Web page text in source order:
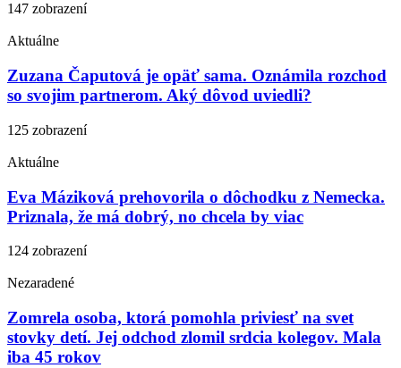
147 zobrazení
Aktuálne
Zuzana Čaputová je opäť sama. Oznámila rozchod
so svojim partnerom. Aký dôvod uviedli?
125 zobrazení
Aktuálne
Eva Máziková prehovorila o dôchodku z Nemecka.
Priznala, že má dobrý, no chcela by viac
124 zobrazení
Nezaradené
Zomrela osoba, ktorá pomohla priviesť na svet
stovky detí. Jej odchod zlomil srdcia kolegov. Mala
iba 45 rokov